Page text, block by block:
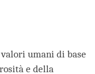
umani di base
e della